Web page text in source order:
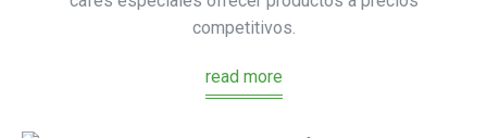
competitivos.
read more